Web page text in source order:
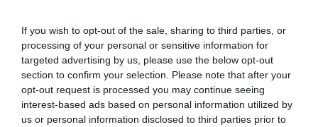
If you wish to opt-out of the sale, sharing to third parties, or
processing of your personal or sensitive information for
targeted advertising by us, please use the below opt-out
section to confirm your selection. Please note that after your
opt-out request is processed you may continue seeing
interest-based ads based on personal information utilized by
us or personal information disclosed to third parties prior to
ahogyan Ó Ida a múzsájává vált festőművész
férjének, Csabának.
Gárdonyi Géza hálószobája